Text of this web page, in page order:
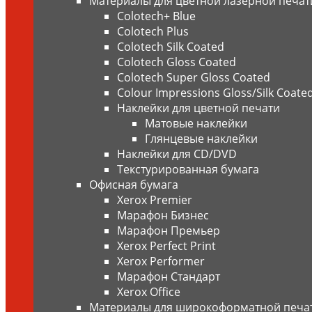
Colotech+ Blue
Сolotech Plus
Colotech Silk Coated
Colotech Gloss Coated
Colotech Super Gloss Coated
Colour Impressions Gloss/Silk
Наклейки для цветной печати
Матовые наклейки
Глянцевые наклейки
Наклейки для CD/DVD
Текстурированная бумага
Офисная бумага
Xerox Premier
Марафон Бизнес
Марафон Премьер
Xerox Perfect Print
Xerox Performer
Марафон Стандарт
Xerox Office
Материалы для широкоформатной